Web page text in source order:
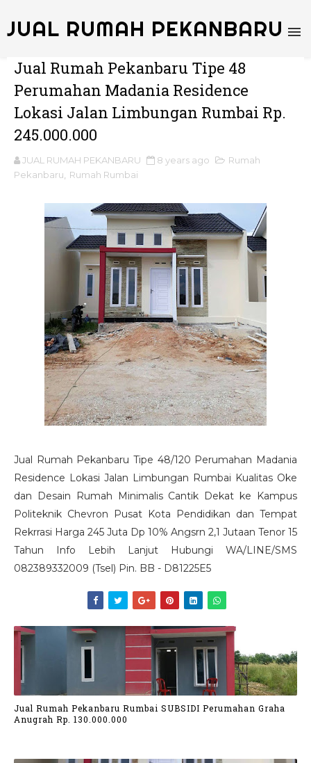
JUAL RUMAH PEKANBARU
Jual Rumah Pekanbaru Tipe 48
Perumahan Madania Residence
Lokasi Jalan Limbungan Rumbai Rp.
245.000.000
JUAL RUMAH PEKANBARU 8 years ago
Rumah
Pekanbaru
Rumah Rumbai
Jual Rumah Pekanbaru Tipe 48/120 Perumahan Madania
Residence Lokasi Jalan Limbungan Rumbai Kualitas Oke
dan Desain Rumah Minimalis Cantik Dekat ke Kampus
Politeknik Chevron Pusat Kota Pendidikan dan Tempat
Rekrrasi Harga 245 Juta Dp 10% Angsrn 2,1 Jutaan Tenor 15
Tahun Info Lebih Lanjut Hubungi WA/LINE/SMS
082389332009 (Tsel) Pin. BB - D81225E5
Jual Rumah Pekanbaru Rumbai SUBSIDI Perumahan Graha
Anugrah Rp. 130.000.000